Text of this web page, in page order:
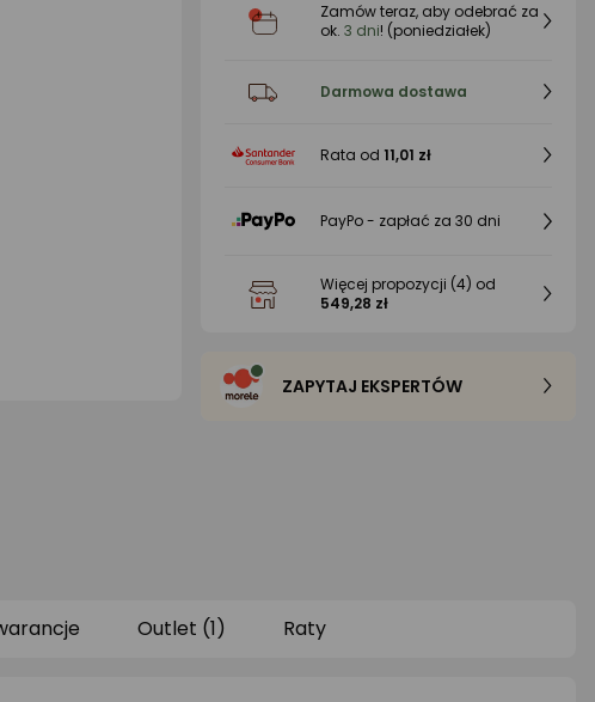
Zamów teraz, aby odebrać za
ok. 3 dni! (poniedziałek)
Darmowa dostawa
Rata od 11,01 zł
PayPo - zapłać za 30 dni
Więcej propozycji (4) od
549,28 zł
ZAPYTAJ EKSPERTÓW
Outlet (1) Raty